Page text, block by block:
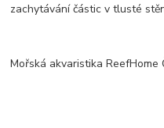
zachytávání částic v tlusté
Mořská akvaristika ReefHome